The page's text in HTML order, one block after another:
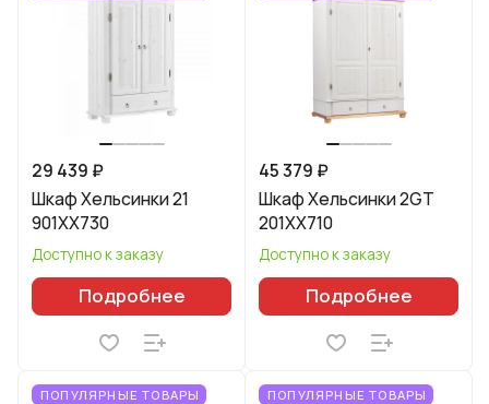
29 439 ₽
Шкаф Хельсинки 21
901XX730
Доступно к заказу
Подробнее
45 379 ₽
Шкаф Хельсинки 2GT
201XX710
Доступно к заказу
Подробнее
ПОПУЛЯРНЫЕ ТОВАРЫ ПОПУЛЯРНЫЕ ТОВАРЫ